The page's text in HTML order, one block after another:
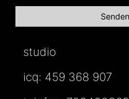
studio
icq: 459 368 907